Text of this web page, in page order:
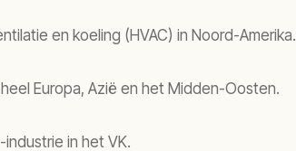
en koeling (HVAC) in Noord-Amerika.
Europa, Azië en het Midden-Oosten.
in het VK.